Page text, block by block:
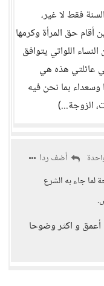
فقط لا غير،
أقام حق المرأة وكرمها
اللواتي يتوافق
عائلتي هذه هي
وسعداء بما نحن فيه
الزوجة...)
أضف ردا
جاء به الشرع
و اكثر وضوحا